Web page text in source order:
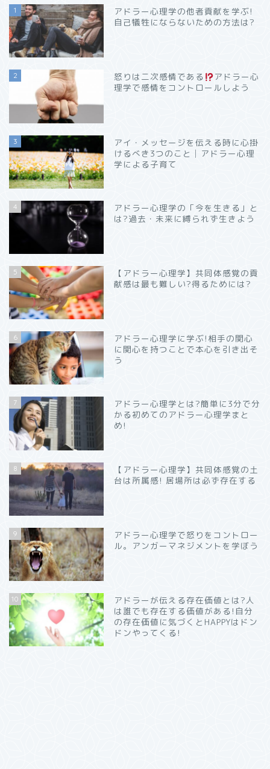
1
アドラー心理学の他者貢献を学ぶ!
自己犠牲にならないための方法は?
2 怒りは二次感情である
アドラー心
理学で感情をコントロールしよう
3
アイ・メッセージを伝える時に心掛
けるべき3つのこと│アドラー心理
学による子育て
4
アドラー心理学の「今を生きる」と
は?過去・未来に縛られず生きよう
5
【アドラー心理学】共同体感覚の貢
献感は最も難しい?得るためには?
6
アドラー心理学に学ぶ!相手の関心
に関心を持つことで本心を引き出そ
う
7
アドラー心理学とは?簡単に3分で分
かる初めてのアドラー心理学まと
め!
8
【アドラー心理学】共同体感覚の土
台は所属感! 居場所は必ず存在する
9
アドラー心理学で怒りをコントロー
ル。アンガーマネジメントを学ぼう
10
アドラーが伝える存在価値とは?人
は誰でも存在する価値がある!自分
の存在価値に気づくとHAPPYはドン
ドンやってくる!